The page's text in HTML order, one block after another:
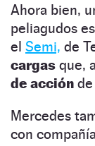
Ahora bien,
peliagudos
el Semi, de
cargas que,
de acción
Mercedes
con